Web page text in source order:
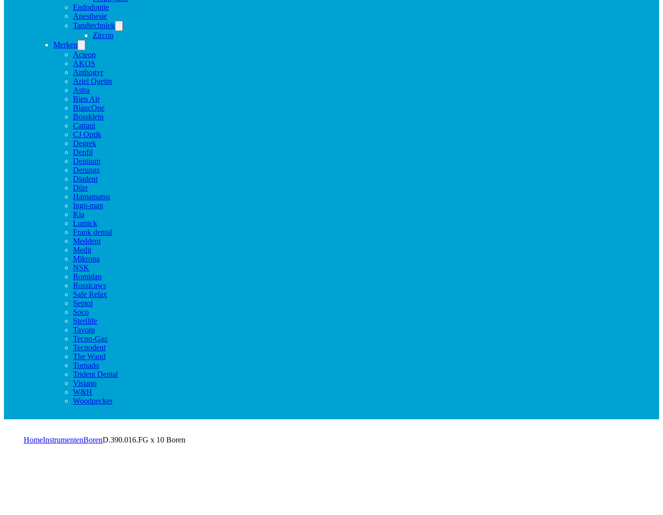
Endodontie
Anesthesie
Tandtechniek
Zircon
Merken
Acteon
AKOS
Anthogyr
Ariel Quetin
Astra
Bien Air
BlancOne
Bossklein
Cattani
CJ Optik
Degrek
Denfil
Dentium
Derungs
Diadent
Dürr
Hamamatsu
Ingo-man
Kia
Lumick
Frank dental
Meddent
Medit
Mikrona
NSK
Romidan
Rossicaws
Safe Relax
Septol
Soco
Sterilife
Tavom
Tecno-Gaz
Tecnodent
The Wand
Tornado
Trident Dental
Visiano
W&H
Woodpecker
HomeInstrumentenBorenD.390.016.FG x 10 Boren